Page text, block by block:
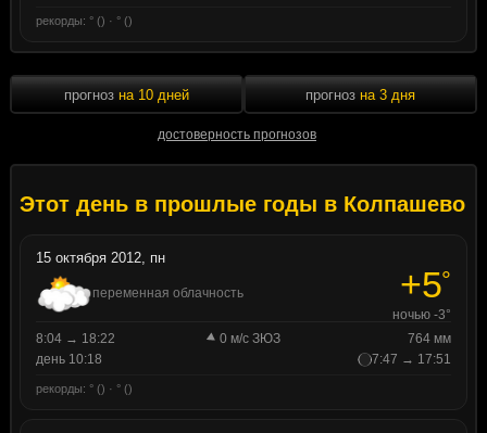
рекорды: ° () · ° ()
прогноз на 10 дней
достоверность прогнозов
прогноз на 3 дня
Этот день в прошлые годы в Колпашево
15 октября 2012, пн
переменная облачность +5°
ночью -3°
8:04 → 18:22
0 м/с ЗЮЗ
764 мм
день 10:18
7:47 → 17:51
рекорды: ° () · ° ()